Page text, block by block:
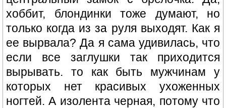
хоббит, блондинки тоже думают, но
только когда из за руля выходят. Как я
ее вырвала? Да я сама удивилась, что
если все заглушки так приходится
вырывать. то как быть мужчинам у
которых нет красивых ухоженных
ногтей. А изолента черная, потому что